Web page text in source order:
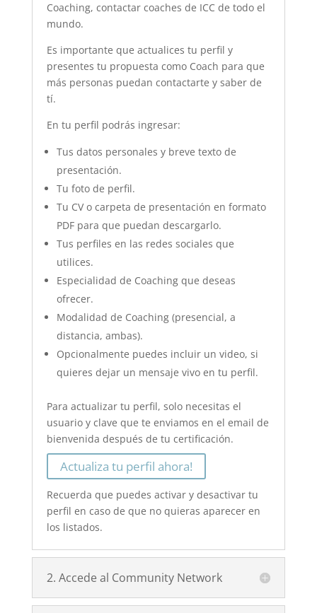
Coaching, contactar coaches de ICC de todo el
mundo.
Es importante que actualices tu perfil y
presentes tu propuesta como Coach para que
más personas puedan contactarte y saber de
tí.
En tu perfil podrás ingresar:
Tus datos personales y breve texto de
presentación.
Tu foto de perfil.
Tu CV o carpeta de presentación en formato
PDF para que puedan descargarlo.
Tus perfiles en las redes sociales que
utilices.
Especialidad de Coaching que deseas
ofrecer.
Modalidad de Coaching (presencial, a
distancia, ambas).
Opcionalmente puedes incluir un video, si
quieres dejar un mensaje vivo en tu perfil.
Para actualizar tu perfil, solo necesitas el
usuario y clave que te enviamos en el email de
bienvenida después de tu certificación.
Actualiza tu perfil ahora!
Recuerda que puedes activar y desactivar tu
perfil en caso de que no quieras aparecer en
los listados.
2. Accede al Community Network